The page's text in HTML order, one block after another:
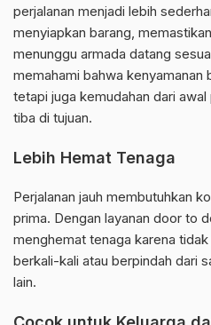
perjalanan menjadi lebih
menyiapkan barang,
menunggu armada datang
memahami bahwa kenyamanan
tetapi juga kemudahan dari
tiba di tujuan.
Lebih Hemat Tenaga
Perjalanan jauh membutuhkan
prima. Dengan layanan door to
menghemat tenaga karena
berkali-kali atau berpindah dari
lain.